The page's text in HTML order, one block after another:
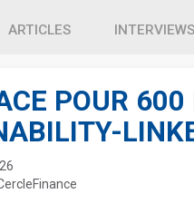
ARTICLES INTERVIEWS
POUR